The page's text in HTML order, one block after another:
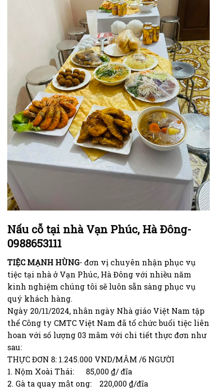
Nấu cỗ tại nhà Vạn Phúc, Hà Đông-
0988653111
TIỆC MẠNH HÙNG- đơn vị chuyên nhận phục vụ
tiệc tại nhà ở Vạn Phúc, Hà Đông với nhiều năm
kinh nghiệm chúng tôi sẽ luôn sẵn sàng phục vụ
quý khách hàng.
Ngày 20/11/2024, nhân ngày Nhà giáo Việt Nam tập
thể Công ty CMTC Việt Nam đã tổ chức buổi tiệc liên
hoan với số lượng 03 mâm với chi tiết thực đơn như
sau:
THỰC ĐƠN 8: 1.245.000 VND/MÂM /6 NGƯỜI
1. Nộm Xoài Thái: 85,000 ₫/ đĩa
2. Gà ta quay mật ong: 220,000 ₫/đĩa